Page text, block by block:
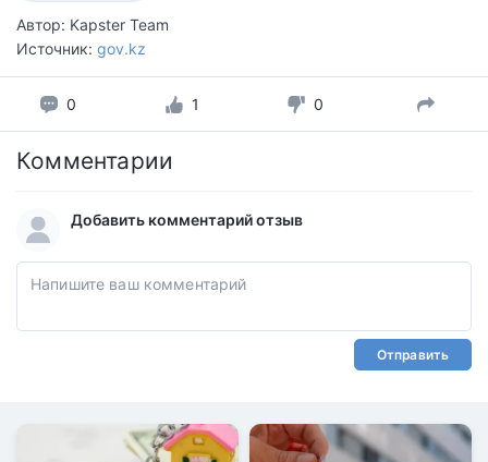
Автор: Kapster Team
Источник: gov.kz
0 1 0
Комментарии
Добавить комментарий отзыв
Отправить